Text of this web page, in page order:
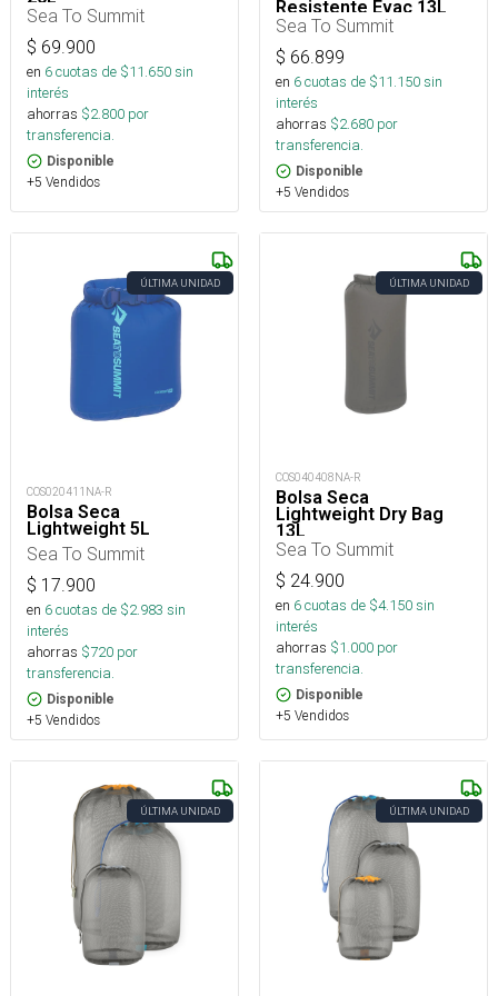
Sea To Summit
$ 69.900
en 6cuotas de $11.650sin
interés
ahorras $2.800 por
transferencia.
Disponible
+5 Vendidos
Resistente Evac 13L
Sea To Summit
$ 66.899
en 6cuotas de $11.150sin
interés
ahorras $2.680 por
transferencia.
Disponible
+5 Vendidos
ÚLTIMA UNIDAD
COS020411NA-R
Bolsa Seca
Lightweight 5L
Sea To Summit
$ 17.900
en 6cuotas de $2.983 sin
interés
ahorras $720 por
transferencia.
Disponible
+5 Vendidos
ÚLTIMA UNIDAD
COS040408NA-R
Bolsa Seca
Lightweight Dry Bag
13L
Sea To Summit
$ 24.900
en 6cuotas de $4.150sin
interés
ahorras $1.000 por
transferencia.
Disponible
+5 Vendidos
ÚLTIMA UNIDAD ÚLTIMA UNIDAD